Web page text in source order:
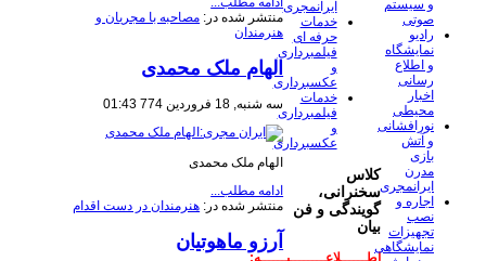
منتشر شده در: مصاحبه با مجریان و
هنرمندان
الهام ملک محمدی
سه شنبه, 18 فروردين 774 01:43
الهام ملک محمدی
ادامه مطلب...
منتشر شده در: هنرمندان در دست اقدام
آرزو ماهوتیان
ایرانمجری
خدمات
حرفه ای
فیلمبرداری
و
عکسبرداری
خدمات
فیلمبرداری
و
عکسبرداری
کلاس
سخنرانی،
گویندگی و فن
بیان
و سیستم
صوتی
رادیو
نمایشگاه
و اطلاع
رسانی
اخبار
محیطی
نورافشانی
و آتش
بازی
مدرن
ایرانمجری
اجاره و
نصب
تجهیزات
نمایشگاهی